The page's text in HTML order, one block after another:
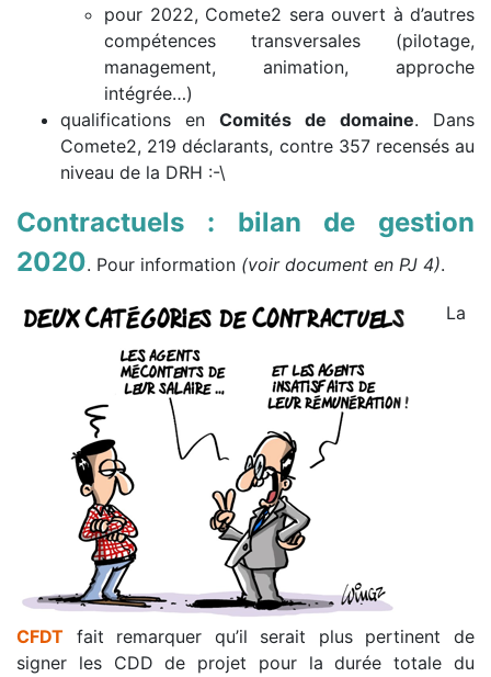
pour 2022, Comete2 sera ouvert à d’autres
compétences transversales (pilotage,
management, animation, approche
intégrée…)
qualifications en Comités de domaine. Dans
Comete2, 219 déclarants, contre 357 recensés au
niveau de la DRH :-\
Contractuels : bilan de gestion
2020. Pour information (voir document en PJ 4).
La
CFDT fait remarquer qu’il serait plus pertinent de
signer les CDD de projet pour la durée totale du